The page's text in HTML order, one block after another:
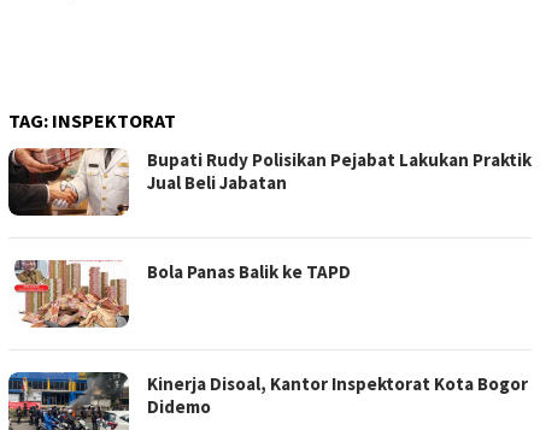
TAG: INSPEKTORAT
Bupati Rudy Polisikan Pejabat Lakukan Praktik
Jual Beli Jabatan
Bola Panas Balik ke TAPD
Kinerja Disoal, Kantor Inspektorat Kota Bogor
Didemo